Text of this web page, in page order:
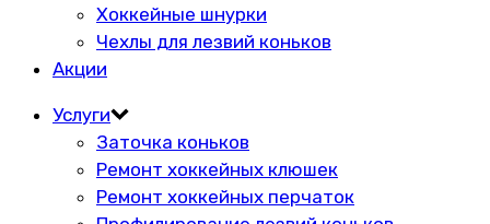
Хоккейные шнурки
Чехлы для лезвий коньков
Акции
Услуги
Заточка коньков
Ремонт хоккейных клюшек
Ремонт хоккейных перчаток